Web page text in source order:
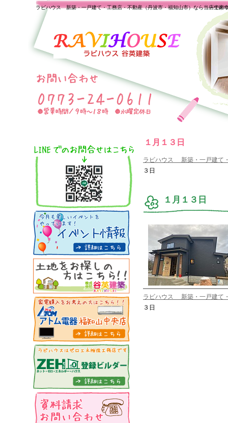
１月１３日
一生の
ラビハウス 新築・一戸建て・工務店・不動産（丹波市・福知山市）なら当店で家
ラビハウス 新築・一戸建て
３日
１月１３日
ラビハウス 新築・一戸建て
３日